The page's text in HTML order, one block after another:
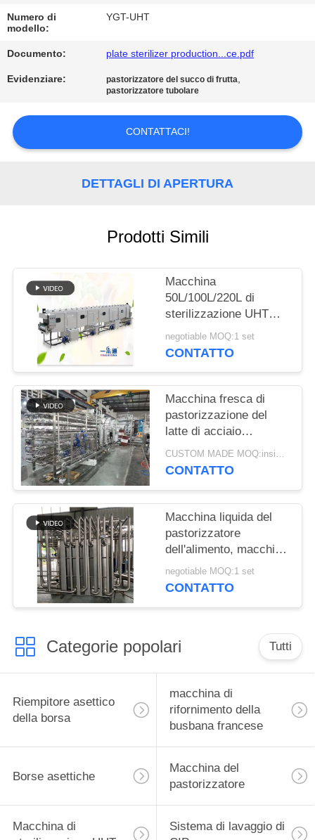
CONTROLLO
DI
QUALITÀ
NOTIZIE
SITO
PRIVACY
POLICY
Numero di
modello:
YGT-UHT
Documento: plate sterilizer production...ce.pdf
Evidenziare: pastorizzatore del succo di frutta,
pastorizzatore tubolare
CONTATTACI!
DETTAGLI DI APERTURA
Prodotti Simili
Macchina
50L/100L/220L di
sterilizzazione UHT
della turbina della
conduttura del
negotiable MOQ:1 set
CONTATTO
Macchina fresca di
pastorizzazione del
latte di acciaio
inossidabile 15000LPHCUSTOM MADE MOQ:insiemi 1
CONTATTO
Macchina liquida del
pastorizzatore
dell'alimento, macchina
automatica di
pastorizzazione del
negotiable MOQ:1 set
CONTATTO
Categorie popolari Tutti
Riempitore asettico
della borsa
macchina di
rifornimento della
busbana francese
Borse asettiche
Macchina del
pastorizzatore
Macchina di
Sistema di lavaggio di